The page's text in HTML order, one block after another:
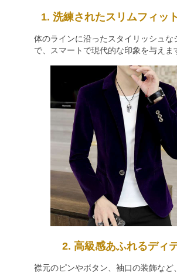
1. 洗練されたスリムフィッ
体のラインに沿ったスタイリッシュな
で、スマートで現代的な印象を与えま
2. 高級感あふれるディ
襟元のピンやボタン、袖口の装飾など